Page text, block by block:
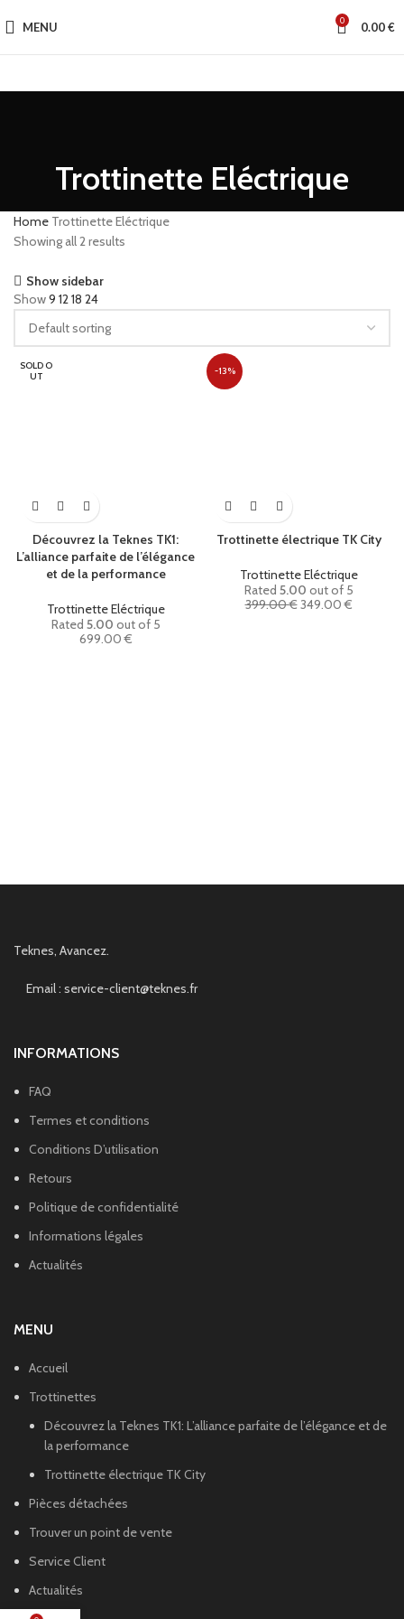
MENU 0 0.00€
Trottinette Eléctrique
Home Trottinette Eléctrique
Showing all 2 results
Show sidebar
Show9 1218 24
SOLD O
UT
Découvrez la Teknes TK1:
L’alliance parfaite de l’élégance
et de la performance
Trottinette Eléctrique
Rated 5.00 out of 5
699.00€
-13%
Trottinette électrique TK City
Trottinette Eléctrique
Rated 5.00 out of 5
399.00€Original
349.00€Current
Teknes, Avancez.
Email : service-client@teknes.fr
INFORMATIONS
FAQ
Termes et conditions
Conditions D’utilisation
Retours
Politique de confidentialité
Informations légales
Actualités
MENU
Accueil
Trottinettes
Découvrez la Teknes TK1: L’alliance parfaite de l’élégance et de
la performance
Trottinette électrique TK City
Pièces détachées
Trouver un point de vente
Service Client
Actualités